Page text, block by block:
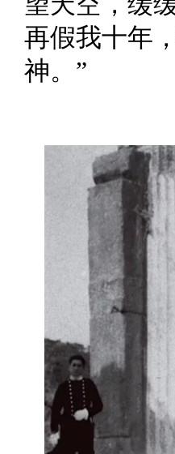
再假我十年
神。”